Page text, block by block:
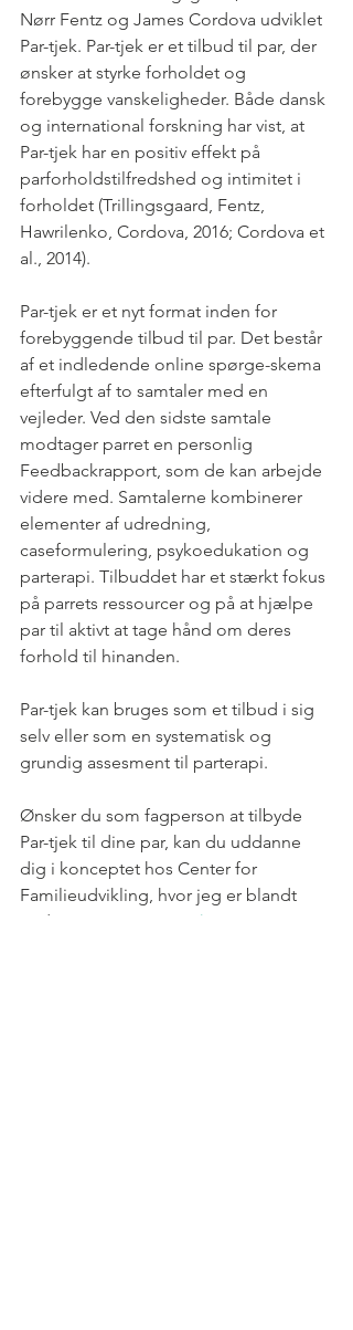
Nørr Fentz og James Cordova udviklet
Par-tjek. Par-tjek er et tilbud til par, der
ønsker at styrke forholdet og
forebygge vanskeligheder. Både dansk
og international forskning har vist, at
Par-tjek har en positiv effekt på
parforholdstilfredshed og intimitet i
forholdet (Trillingsgaard, Fentz,
Hawrilenko, Cordova, 2016; Cordova et
al., 2014).
Par-tjek er et nyt format inden for
forebyggende tilbud til par. Det består
af et indledende online spørge-skema
efterfulgt af to samtaler med en
vejleder. Ved den sidste samtale
modtager parret en personlig
Feedbackrapport, som de kan arbejde
videre med. Samtalerne kombinerer
elementer af udredning,
caseformulering, psykoedukation og
parterapi. Tilbuddet har et stærkt fokus
på parrets ressourcer og på at hjælpe
par til aktivt at tage hånd om deres
forhold til hinanden.
Par-tjek kan bruges som et tilbud i sig
selv eller som en systematisk og
grundig assesment til parterapi.
Ønsker du som fagperson at tilbyde
Par-tjek til dine par, kan du uddanne
dig i konceptet hos Center for
Familieudvikling, hvor jeg er blandt
underviserne. Se mere her